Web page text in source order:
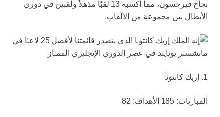
نجاح فيرجسون، مما أكسبه 13 لقبًا مذهلاً ولقبين في دوري
الأبطال بين مجموعة من الألقاب.
1. إريك كانتونا
المباريات: 185 الأهداف: 82